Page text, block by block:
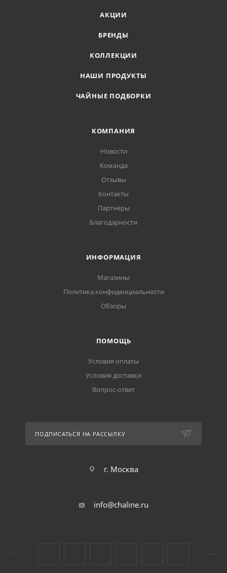
АКЦИИ
БРЕНДЫ
КОЛЛЕКЦИИ
НАШИ ПРОДУКТЫ
ЧАЙНЫЕ ПОДБОРКИ
КОМПАНИЯ
Новости
Команда
Отзывы
Контакты
Партнеры
Благодарности
ИНФОРМАЦИЯ
Магазины
Политика конфиденциальности
Обзоры
ПОМОЩЬ
Условия оплаты
Условия доставки
Вопрос-ответ
ПОДПИСАТЬСЯ НА РАССЫЛКУ
г. Москва
info@chaline.ru